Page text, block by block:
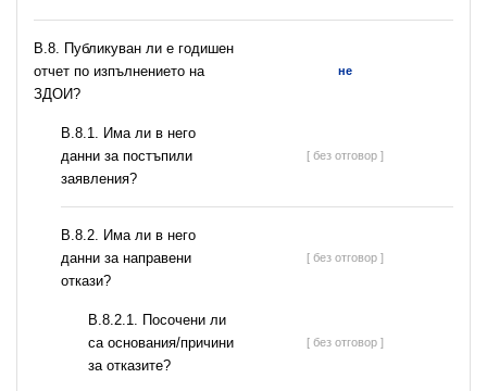
В.8. Публикуван ли е годишен
отчет по изпълнението на
ЗДОИ?
не
В.8.1. Има ли в него
данни за постъпили
заявления?
[ без отговор ]
В.8.2. Има ли в него
данни за направени
откази?
[ без отговор ]
В.8.2.1. Посочени ли
са основания/причини
за отказите?
[ без отговор ]